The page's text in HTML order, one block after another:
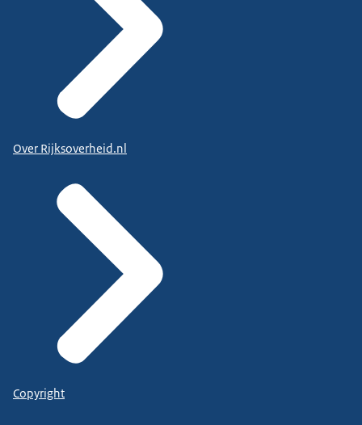
Over Rijksoverheid.nl
Copyright